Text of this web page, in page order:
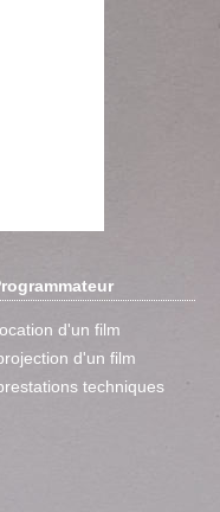
d'un film
d'un film
techniques